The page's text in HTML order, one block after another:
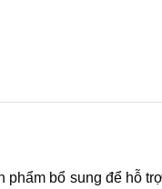
phẩm bổ sung để hỗ